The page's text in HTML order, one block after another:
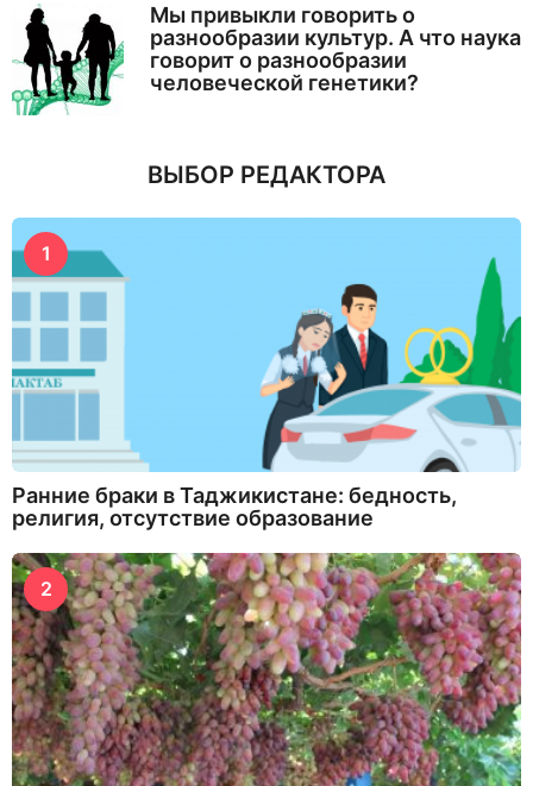
Мы привыкли говорить о
разнообразии культур. А что наука
говорит о разнообразии
человеческой генетики?
ВЫБОР РЕДАКТОРА
1
Ранние браки в Таджикистане: бедность,
религия, отсутствие образование
2